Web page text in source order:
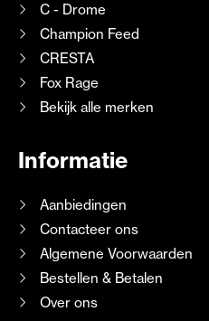
C - Drome
Champion Feed
CRESTA
Fox Rage
Bekijk alle merken
Informatie
Aanbiedingen
Contacteer ons
Algemene Voorwaarden
Bestellen & Betalen
Over ons